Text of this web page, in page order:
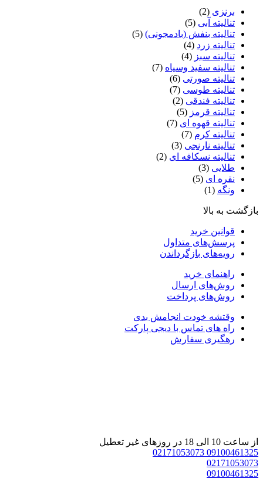
برنزی (2)
تنالیته آبی (5)
تنالیته بنفش (بادمجونی) (5)
تنالیته زرد (4)
تنالیته سبز (4)
تنالیته سفید وسیاه (7)
تنالیته صورتی (6)
تنالیته طوسی (7)
تنالیته فندقی (2)
تنالیته قرمز (5)
تنالیته قهوه ای (7)
تنالیته کرم (7)
تنالیته نارنجی (3)
تنالیته نسکافه ای (2)
طلایی (3)
نقره ای (5)
ونگه (1)
بازگشت به بالا
قوانین خرید
پرسش‌های متداول
رویه‌های بازگرداندن
راهنمای خرید
روش‌های ارسال
روش‌های پرداخت
وقتشه خودت انجامش بدی
راه های تماس با دیجی پارکت
رهگیری سفارش
از ساعت 10 الی 18 در روزهای غیر تعطیل
09100461325
02171053073
02171053073
09100461325